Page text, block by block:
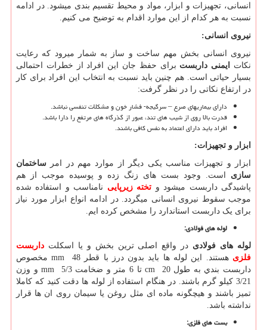
انسانی، تجهیزات و ابزار، مواد و محیط تقسیم بندی میشود. در ادامه
نسبت به هر کدام از این موارد اقدام به توضیح می کنیم.
نیروی انسانی:
نیروی انسانی بخش مهم ساخت و ساز به شمار میرود که رعایت
نکات
ایمنی داربست برای حفظ جان این افراد از خطرات احتمالی
بسیار حیاتی است. هم چنین باید نسبت به انتخاب این افراد برای کار
در ارتفاع نکاتی را در نظر گرفت:
داراي بيماريهاي صرع – سرگيجه- فشار خون و مشكلات تنفسي نباشد.
قدرت بالا روي از شيب های تند، عبور از گذرگاه هاي مرتفع را دارا باشد.
افراد بايد داراي اعتماد به نفس كافي باشند.
ابزار و تجهیزات:
ابزار و تجهیزات مناسب یکی دیگر از موارد مهم در امر ساختمان
سازی است. وجود بست های زنگ زده و پوسیده موجب از هم
پاشیدگی داربست میشود و تخته زیرپایی نامناسب و استفاده شده
موجب سقوط نیروی انسانی میگردد. در ادامه انواع ابزار مورد نیاز
برای یک داربست استاندارد را مشخص کرده ایم.
لوله های فولادی:
لوله های فولادی در واقع اصلی ترین بخش و یا اسکلت داربست
فلزی هستند. این لوله ها باید بدون درز با قطر mm 48 مخصوص
داربست بندي به طول cm 20تا 6 متر و ضخامت mm 5/3 و وزن
3/21 كيلو گرم باشند. در هنگام استفاده از لوله ها دقت کنید که کاملا
تمیز باشند و هیچگونه ماده ای مثل روغن یا سیمان روی ان ها قرار
نداشته باشد.
بست های فلزی: